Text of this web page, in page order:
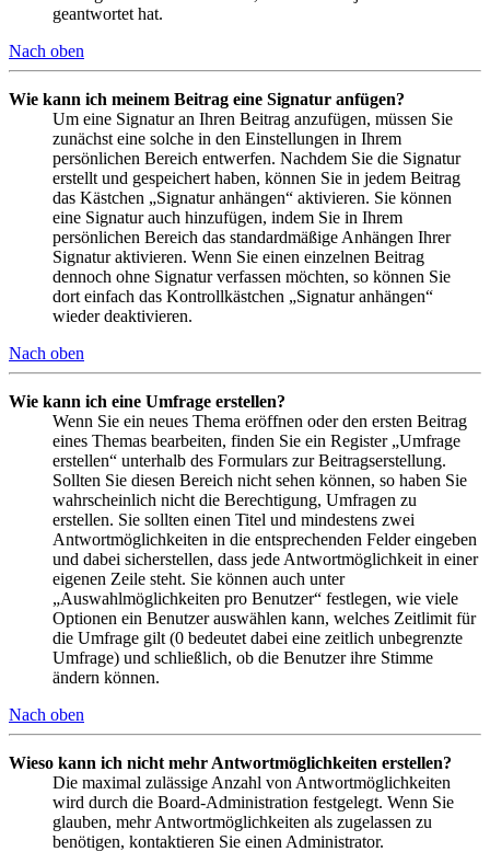
geantwortet hat.
Nach oben
Wie kann ich meinem Beitrag eine Signatur anfügen?
Um eine Signatur an Ihren Beitrag anzufügen, müssen Sie
zunächst eine solche in den Einstellungen in Ihrem
persönlichen Bereich entwerfen. Nachdem Sie die Signatur
erstellt und gespeichert haben, können Sie in jedem Beitrag
das Kästchen „Signatur anhängen“ aktivieren. Sie können
eine Signatur auch hinzufügen, indem Sie in Ihrem
persönlichen Bereich das standardmäßige Anhängen Ihrer
Signatur aktivieren. Wenn Sie einen einzelnen Beitrag
dennoch ohne Signatur verfassen möchten, so können Sie
dort einfach das Kontrollkästchen „Signatur anhängen“
wieder deaktivieren.
Nach oben
Wie kann ich eine Umfrage erstellen?
Wenn Sie ein neues Thema eröffnen oder den ersten Beitrag
eines Themas bearbeiten, finden Sie ein Register „Umfrage
erstellen“ unterhalb des Formulars zur Beitragserstellung.
Sollten Sie diesen Bereich nicht sehen können, so haben Sie
wahrscheinlich nicht die Berechtigung, Umfragen zu
erstellen. Sie sollten einen Titel und mindestens zwei
Antwortmöglichkeiten in die entsprechenden Felder eingeben
und dabei sicherstellen, dass jede Antwortmöglichkeit in einer
eigenen Zeile steht. Sie können auch unter
„Auswahlmöglichkeiten pro Benutzer“ festlegen, wie viele
Optionen ein Benutzer auswählen kann, welches Zeitlimit für
die Umfrage gilt (0 bedeutet dabei eine zeitlich unbegrenzte
Umfrage) und schließlich, ob die Benutzer ihre Stimme
ändern können.
Nach oben
Wieso kann ich nicht mehr Antwortmöglichkeiten erstellen?
Die maximal zulässige Anzahl von Antwortmöglichkeiten
wird durch die Board-Administration festgelegt. Wenn Sie
glauben, mehr Antwortmöglichkeiten als zugelassen zu
benötigen, kontaktieren Sie einen Administrator.